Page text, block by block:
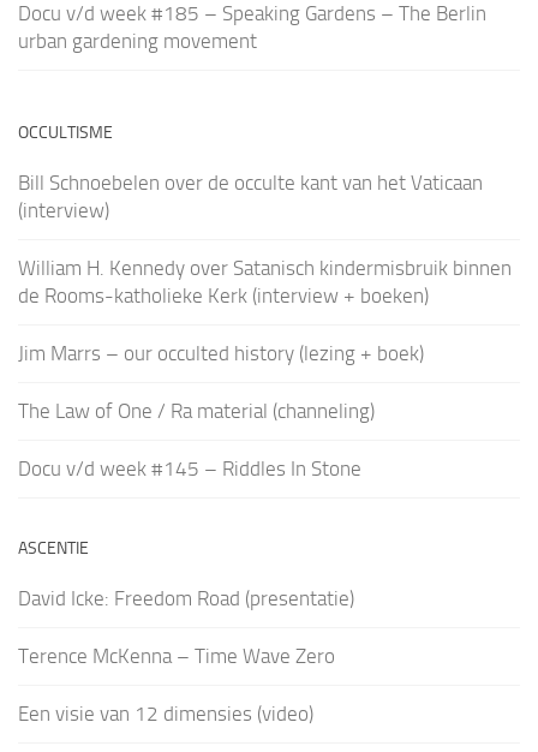
Docu v/d week #185 – Speaking Gardens – The Berlin
urban gardening movement
OCCULTISME
Bill Schnoebelen over de occulte kant van het Vaticaan
(interview)
William H. Kennedy over Satanisch kindermisbruik binnen
de Rooms-katholieke Kerk (interview + boeken)
Jim Marrs – our occulted history (lezing + boek)
The Law of One / Ra material (channeling)
Docu v/d week #145 – Riddles In Stone
ASCENTIE
David Icke: Freedom Road (presentatie)
Terence McKenna – Time Wave Zero
Een visie van 12 dimensies (video)